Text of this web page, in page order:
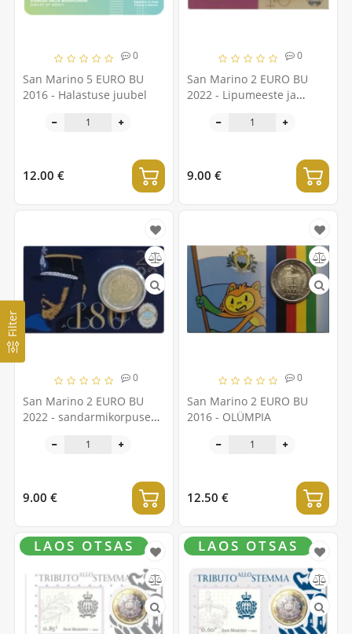
Filter
0
San Marino 5 EURO BU
2016 - Halastuse juubel
12.00 €
0
San Marino 2 EURO BU
2022 - Lipumeeste ja
aastapäev
9.00 €
0
San Marino 2 EURO BU
2022 - sandarmikorpuse
9.00 €
0
San Marino 2 EURO BU
2016 - OLÜMPIA
12.50 €
LAOS OTSAS LAOS OTSAS